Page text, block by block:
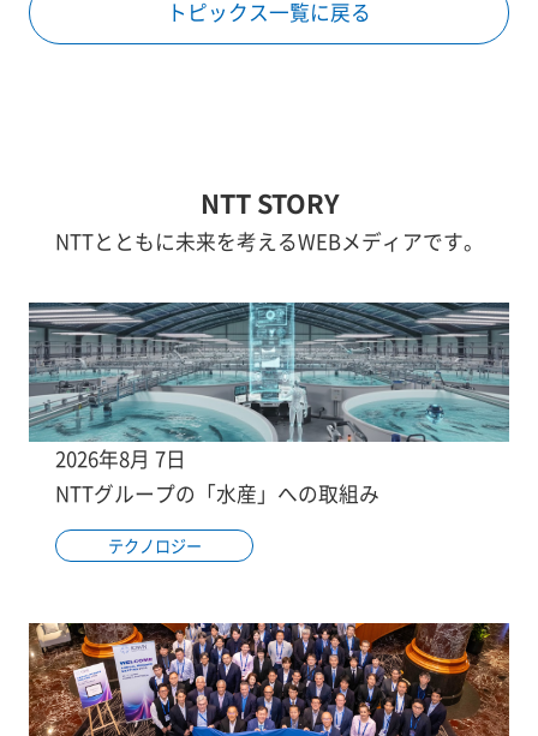
トピックス一覧に戻る
NTT STORY
NTTとともに未来を考えるWEBメディアです。
2026年8月 7日
NTTグループの「水産」への取組み
テクノロジー